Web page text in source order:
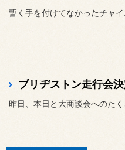
暫く手を付けてなかったチャ
ブリヂストン走行会